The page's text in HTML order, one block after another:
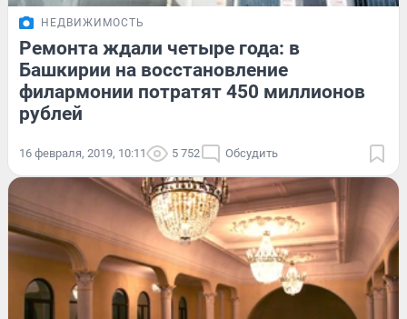
НЕДВИЖИМОСТЬ
Ремонта ждали четыре года: в
Башкирии на восстановление
филармонии потратят 450 миллионов
рублей
16 февраля, 2019, 10:11 5 752 Обсудить